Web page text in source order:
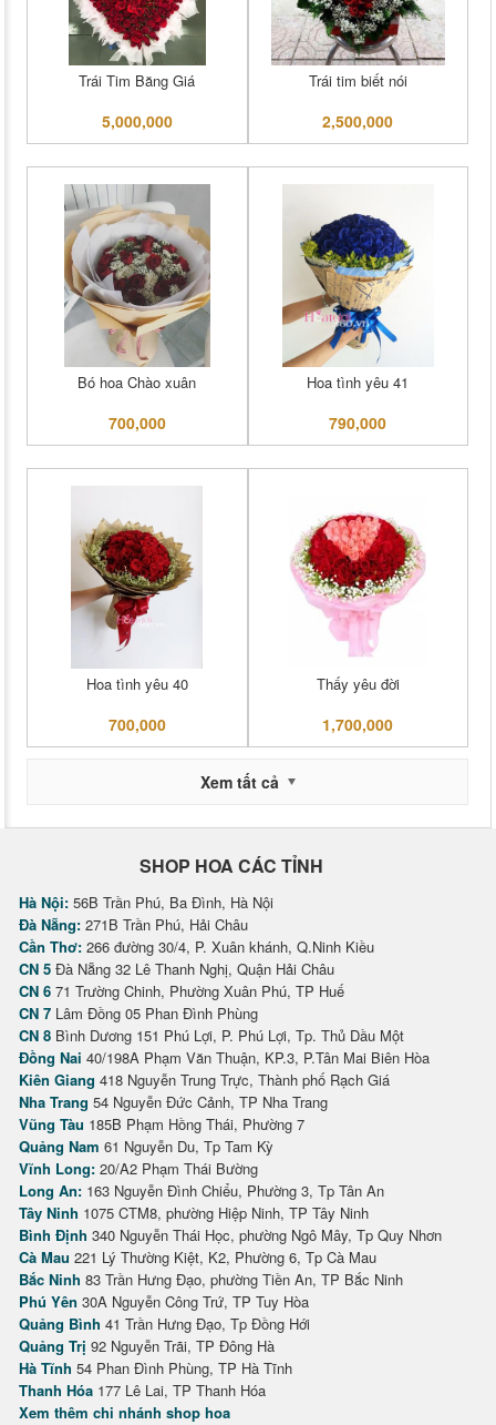
Trái Tim Băng Giá
5,000,000
Trái tim biết nói
2,500,000
Bó hoa Chào xuân
700,000
Hoa tình yêu 41
790,000
Hoa tình yêu 40
700,000
Thấy yêu đời
1,700,000
Xem tất cả
SHOP HOA CÁC TỈNH
Hà Nội: 56B Trần Phú, Ba Đình, Hà Nội
Đà Nẵng: 271B Trần Phú, Hải Châu
Cần Thơ: 266 đường 30/4, P. Xuân khánh, Q.Ninh Kiều
CN 5 Đà Nẵng 32 Lê Thanh Nghị, Quận Hải Châu
CN 6 71 Trường Chinh, Phường Xuân Phú, TP Huế
CN 7 Lâm Đồng 05 Phan Đình Phùng
CN 8 Bình Dương 151 Phú Lợi, P. Phú Lợi, Tp. Thủ Dầu Một
Đồng Nai 40/198A Phạm Văn Thuận, KP.3, P.Tân Mai Biên Hòa
Kiên Giang 418 Nguyễn Trung Trực, Thành phố Rạch Giá
Nha Trang 54 Nguyễn Đức Cảnh, TP Nha Trang
Vũng Tàu 185B Phạm Hồng Thái, Phường 7
Quảng Nam 61 Nguyễn Du, Tp Tam Kỳ
Vĩnh Long: 20/A2 Phạm Thái Bường
Long An: 163 Nguyễn Đình Chiểu, Phường 3, Tp Tân An
Tây Ninh 1075 CTM8, phường Hiệp Ninh, TP Tây Ninh
Bình Định 340 Nguyễn Thái Học, phường Ngô Mây, Tp Quy Nhơn
Cà Mau 221 Lý Thường Kiệt, K2, Phường 6, Tp Cà Mau
Bắc Ninh 83 Trần Hưng Đạo, phường Tiền An, TP Bắc Ninh
Phú Yên 30A Nguyễn Công Trứ, TP Tuy Hòa
Quảng Bình 41 Trần Hưng Đạo, Tp Đồng Hới
Quảng Trị 92 Nguyễn Trãi, TP Đông Hà
Hà Tĩnh 54 Phan Đình Phùng, TP Hà Tĩnh
Thanh Hóa 177 Lê Lai, TP Thanh Hóa
Xem thêm chi nhánh shop hoa